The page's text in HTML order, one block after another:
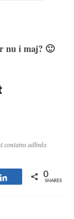
nu i maj? 🙂
Share 0
SHARES